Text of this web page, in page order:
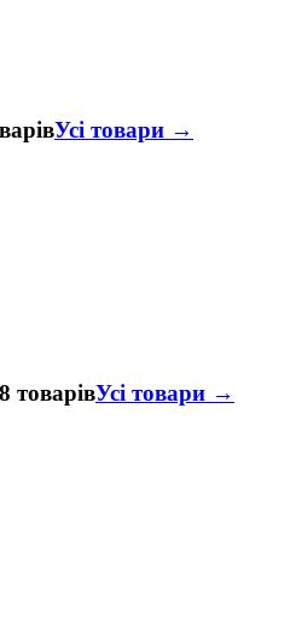
Усі товари →
товарівУсі товари →